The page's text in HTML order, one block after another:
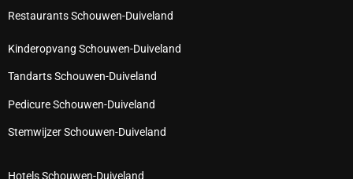
Restaurants Schouwen-Duiveland
Kinderopvang Schouwen-Duiveland
Tandarts Schouwen-Duiveland
Pedicure Schouwen-Duiveland
Stemwijzer Schouwen-Duiveland
Hotels Schouwen-Duiveland